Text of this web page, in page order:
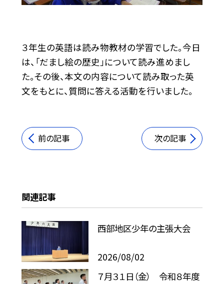
３年生の英語は読み物教材の学習でした。今日
は、「だまし絵の歴史」について読み進めまし
た。その後、本文の内容について読み取った英
文をもとに、質問に答える活動を行いました。
前の記事 次の記事
関連記事
西部地区少年の主張大会
2026/08/02
７月３１日（金） 令和８年度